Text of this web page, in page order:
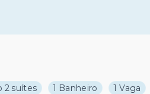
2 suítes 1 Banheiro 1 Vaga